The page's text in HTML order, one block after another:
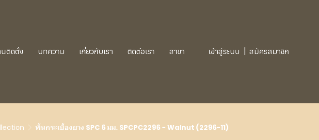
ติดตั้ง บทความ เกี่ยวกับเรา ติดต่อเรา สาขา เข้าสู่ระบบ สมัครสมาชิก
พื้นกระเบื้องยาง SPC 6 มม. SPCPC2296 - Walnut (2296-11)